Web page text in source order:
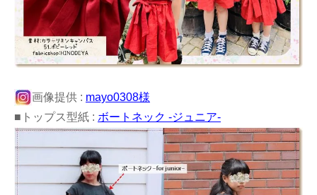
画像提供 : mayo0308様
■トップス型紙 : ボートネック -ジュニア-